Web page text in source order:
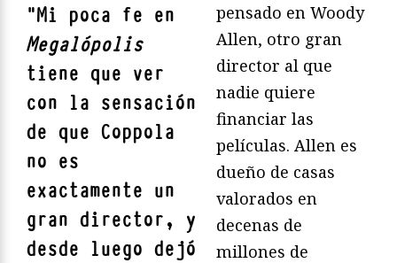
"Mi poca fe en
Megalópolis
tiene que ver
con la sensación
de que Coppola
no es
exactamente un
gran director, y
desde luego dejó
pensado en Woody
Allen, otro gran
director al que
nadie quiere
financiar las
películas. Allen es
dueño de casas
valorados en
decenas de
millones de